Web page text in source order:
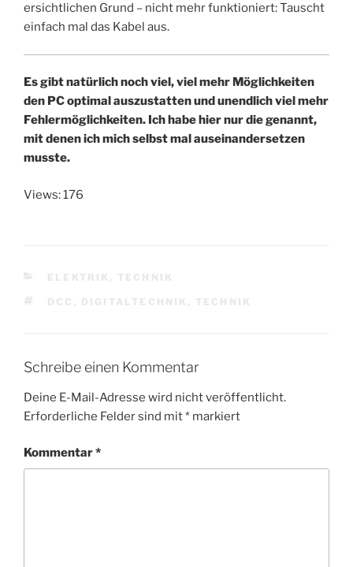
ersichtlichen Grund – nicht mehr funktioniert: Tauscht
einfach mal das Kabel aus.
Es gibt natürlich noch viel, viel mehr Möglichkeiten
den PC optimal auszustatten und unendlich viel mehr
Fehlermöglichkeiten. Ich habe hier nur die genannt,
mit denen ich mich selbst mal auseinandersetzen
musste.
Views: 176
Schreibe einen Kommentar
Deine E-Mail-Adresse wird nicht veröffentlicht.
Erforderliche Felder sind mit* markiert
Kommentar*